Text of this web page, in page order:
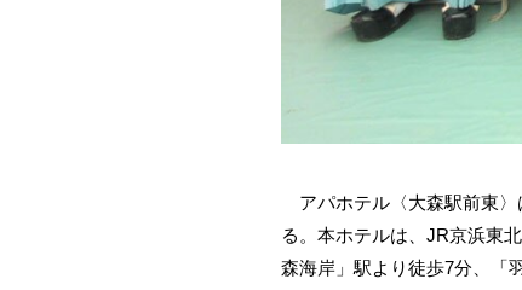
アパホテル〈大森駅前東〉
る。本ホテルは、JR京浜東
森海岸」駅より徒歩7分、「